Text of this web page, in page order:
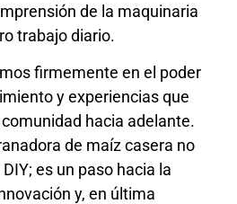
de la maquinaria
trabajo diario.
firmemente en el poder
y experiencias que
hacia adelante.
de maíz casera no
es un paso hacia la
y, en última